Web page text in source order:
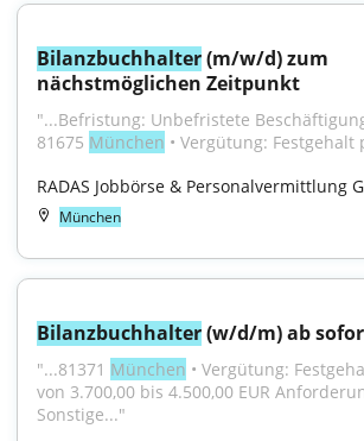
Bilanzbuchhalter (m/w/d) zum
nächstmöglichen Zeitpunkt
"...Befristung: Unbefristete
81675 München • Vergütung: Festgehalt
RADAS Jobbörse & Personalvermittlung
München
Bilanzbuchhalter (w/d/m) ab
"...81371 München • Vergütung:
von 3.700,00 bis 4.500,00 EUR
Sonstige..."